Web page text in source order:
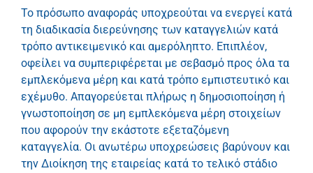
Το πρόσωπο αναφοράς υποχρεούται να ενεργεί κατά
τη διαδικασία διερεύνησης των καταγγελιών κατά
τρόπο αντικειμενικό και αμερόληπτο. Επιπλέον,
οφείλει να συμπεριφέρεται με σεβασμό προς όλα τα
εμπλεκόμενα μέρη και κατά τρόπο εμπιστευτικό και
εχέμυθο. Απαγορεύεται πλήρως η δημοσιοποίηση ή
γνωστοποίηση σε μη εμπλεκόμενα μέρη στοιχείων
που αφορούν την εκάστοτε εξεταζόμενη
καταγγελία. Οι ανωτέρω υποχρεώσεις βαρύνουν και
την Διοίκηση της εταιρείας κατά το τελικό στάδιο